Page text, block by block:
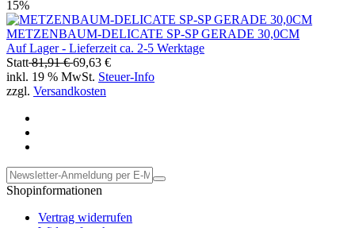
15%
METZENBAUM-DELICATE SP-SP GERADE 30,0CM
Auf Lager - Lieferzeit ca. 2-5 Werktage
Statt81,91 €69,63 €
inkl. 19 % MwSt. Steuer-Info
zzgl. Versandkosten
Shopinformationen
Vertrag widerrufen